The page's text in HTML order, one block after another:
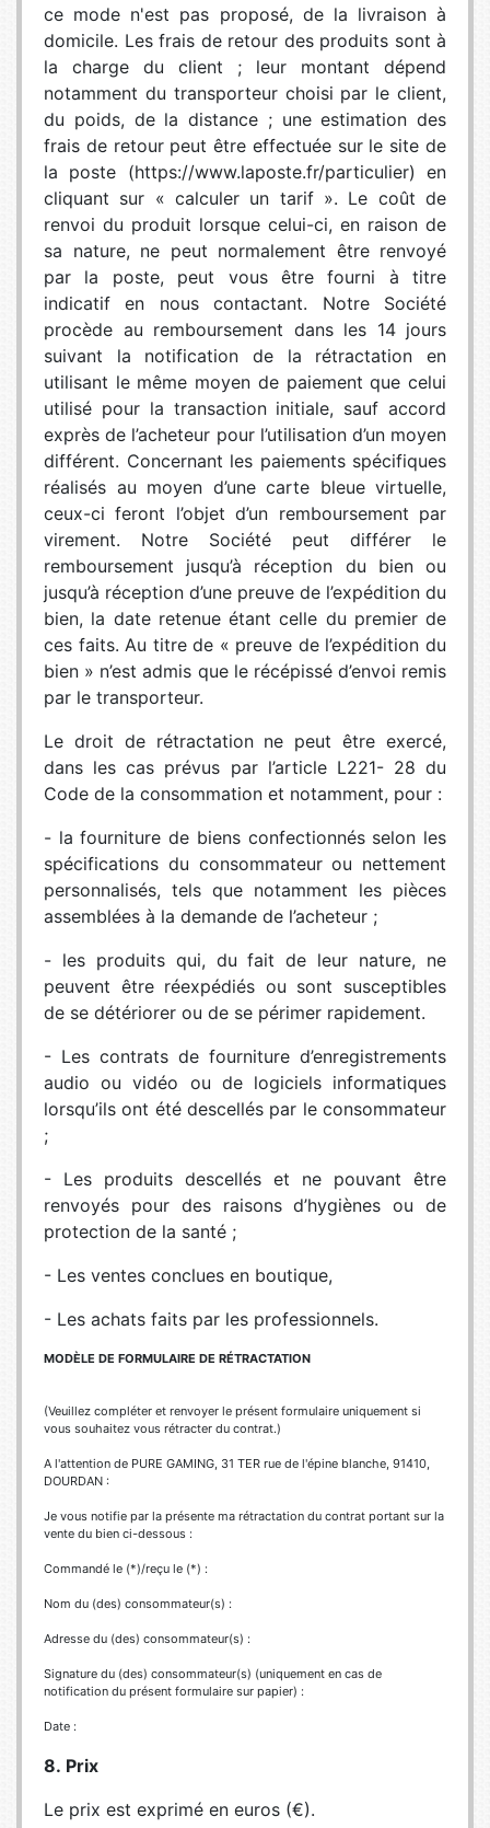
ce mode n'est pas proposé, de la livraison à
domicile. Les frais de retour des produits sont à
la charge du client ; leur montant dépend
notamment du transporteur choisi par le client,
du poids, de la distance ; une estimation des
frais de retour peut être effectuée sur le site de
la poste (https://www.laposte.fr/particulier) en
cliquant sur « calculer un tarif ». Le coût de
renvoi du produit lorsque celui-ci, en raison de
sa nature, ne peut normalement être renvoyé
par la poste, peut vous être fourni à titre
indicatif en nous contactant. Notre Société
procède au remboursement dans les 14 jours
suivant la notification de la rétractation en
utilisant le même moyen de paiement que celui
utilisé pour la transaction initiale, sauf accord
exprès de l’acheteur pour l’utilisation d’un moyen
différent. Concernant les paiements spécifiques
réalisés au moyen d’une carte bleue virtuelle,
ceux-ci feront l’objet d’un remboursement par
virement. Notre Société peut différer le
remboursement jusqu’à réception du bien ou
jusqu’à réception d’une preuve de l’expédition du
bien, la date retenue étant celle du premier de
ces faits. Au titre de « preuve de l’expédition du
bien » n’est admis que le récépissé d’envoi remis
par le transporteur.
Le droit de rétractation ne peut être exercé,
dans les cas prévus par l’article L221- 28 du
Code de la consommation et notamment, pour :
- la fourniture de biens confectionnés selon les
spécifications du consommateur ou nettement
personnalisés, tels que notamment les pièces
assemblées à la demande de l’acheteur ;
- les produits qui, du fait de leur nature, ne
peuvent être réexpédiés ou sont susceptibles
de se détériorer ou de se périmer rapidement.
- Les contrats de fourniture d’enregistrements
audio ou vidéo ou de logiciels informatiques
lorsqu’ils ont été descellés par le consommateur
;
- Les produits descellés et ne pouvant être
renvoyés pour des raisons d’hygiènes ou de
protection de la santé ;
- Les ventes conclues en boutique,
- Les achats faits par les professionnels.
MODÈLE DE FORMULAIRE DE RÉTRACTATION
(Veuillez compléter et renvoyer le présent formulaire uniquement si
vous souhaitez vous rétracter du contrat.)
A l'attention de PURE GAMING, 31 TER rue de l'épine blanche, 91410,
DOURDAN :
Je vous notifie par la présente ma rétractation du contrat portant sur la
vente du bien ci-dessous :
Commandé le (*)/reçu le (*) :
Nom du (des) consommateur(s) :
Adresse du (des) consommateur(s) :
Signature du (des) consommateur(s) (uniquement en cas de
notification du présent formulaire sur papier) :
Date :
8. Prix
Le prix est exprimé en euros (€).